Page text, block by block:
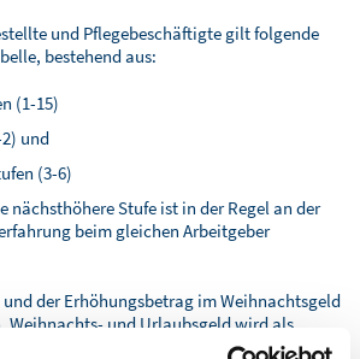
und Pflegebeschäftigte gilt folgende
bestehend aus:
(1-15)
und
(3-6)
nächsthöhere Stufe ist in der Regel an der
beim gleichen Arbeitgeber
der Erhöhungsbetrag im Weihnachtsgeld
Weihnachts- und Urlaubsgeld wird als
ausgezahlt.